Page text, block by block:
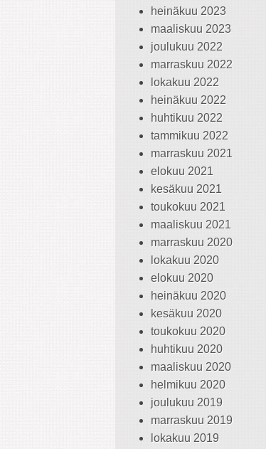
heinäkuu 2023
maaliskuu 2023
joulukuu 2022
marraskuu 2022
lokakuu 2022
heinäkuu 2022
huhtikuu 2022
tammikuu 2022
marraskuu 2021
elokuu 2021
kesäkuu 2021
toukokuu 2021
maaliskuu 2021
marraskuu 2020
lokakuu 2020
elokuu 2020
heinäkuu 2020
kesäkuu 2020
toukokuu 2020
huhtikuu 2020
maaliskuu 2020
helmikuu 2020
joulukuu 2019
marraskuu 2019
lokakuu 2019